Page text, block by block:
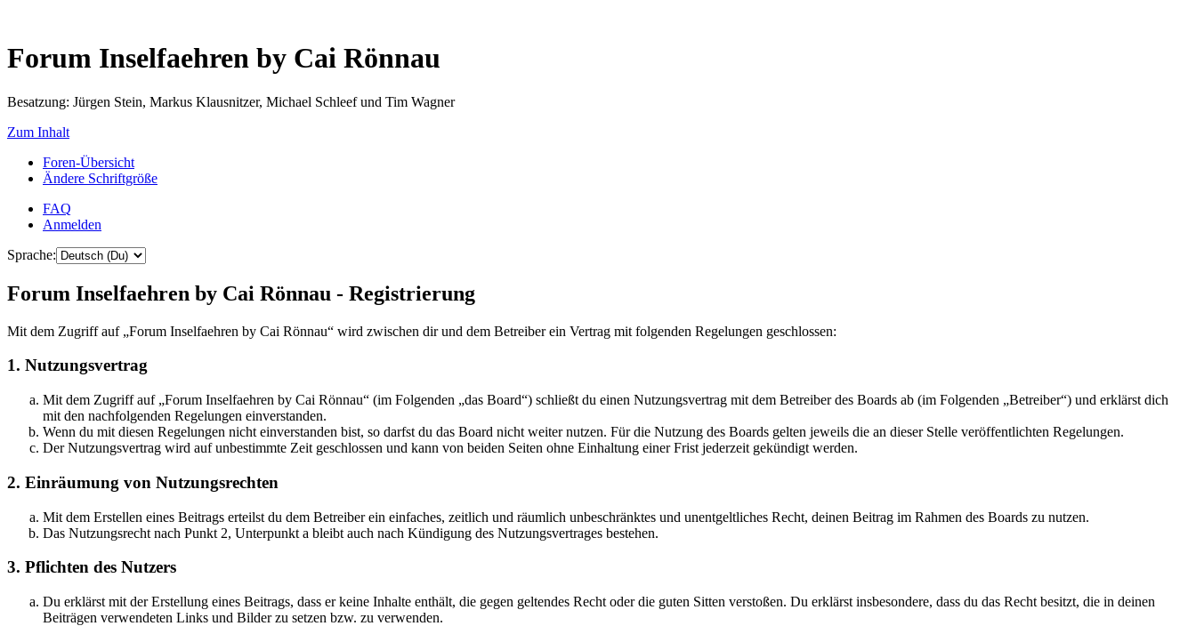
Forum Inselfaehren by Cai Rönnau
Besatzung: Jürgen Stein, Markus Klausnitzer, Michael Schleef und Tim Wagner
Zum Inhalt
Foren-Übersicht
Ändere Schriftgröße
FAQ
Anmelden
Sprache:
Forum Inselfaehren by Cai Rönnau - Registrierung
Mit dem Zugriff auf „Forum Inselfaehren by Cai Rönnau“ wird zwischen dir und dem Betreiber ein Vertrag mit folgenden Regelungen geschlossen:
1. Nutzungsvertrag
Mit dem Zugriff auf „Forum Inselfaehren by Cai Rönnau“ (im Folgenden „das Board“) schließt du einen Nutzungsvertrag mit dem Betreiber des Boards ab (im Folgenden „Betreiber“) und erklärst dich
mit den nachfolgenden Regelungen einverstanden.
Wenn du mit diesen Regelungen nicht einverstanden bist, so darfst du das Board nicht weiter nutzen. Für die Nutzung des Boards gelten jeweils die an dieser Stelle veröffentlichten Regelungen.
Der Nutzungsvertrag wird auf unbestimmte Zeit geschlossen und kann von beiden Seiten ohne Einhaltung einer Frist jederzeit gekündigt werden.
2. Einräumung von Nutzungsrechten
Mit dem Erstellen eines Beitrags erteilst du dem Betreiber ein einfaches, zeitlich und räumlich unbeschränktes und unentgeltliches Recht, deinen Beitrag im Rahmen des Boards zu nutzen.
Das Nutzungsrecht nach Punkt 2, Unterpunkt a bleibt auch nach Kündigung des Nutzungsvertrages bestehen.
3. Pflichten des Nutzers
Du erklärst mit der Erstellung eines Beitrags, dass er keine Inhalte enthält, die gegen geltendes Recht oder die guten Sitten verstoßen. Du erklärst insbesondere, dass du das Recht besitzt, die in deinen
Beiträgen verwendeten Links und Bilder zu setzen bzw. zu verwenden.